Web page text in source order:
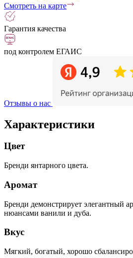
Смотреть на карте
Гарантия качества
под контролем ЕГАИС
Отзывы о нас
Характеристики
Цвет
Бренди янтарного цвета.
Аромат
Бренди демонстрирует элегантный
нюансами ванили и дуба.
Вкус
Мягкий, богатый, хорошо